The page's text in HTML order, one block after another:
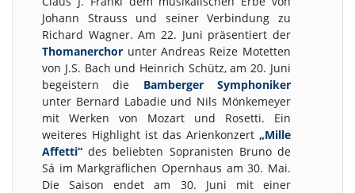
Johann Strauss und seiner Verbindung zu
Richard Wagner. Am 22. Juni präsentiert der
Thomanerchor unter Andreas Reize Motetten
von J.S. Bach und Heinrich Schütz, am 20. Juni
begeistern die Bamberger Symphoniker
unter Bernard Labadie und Nils Mönkemeyer
mit Werken von Mozart und Rosetti. Ein
weiteres Highlight ist das Arienkonzert „Mille
Affetti“ des beliebten Sopranisten Bruno de
Sá im Markgräflichen Opernhaus am 30. Mai.
Die Saison endet am 30. Juni mit einer